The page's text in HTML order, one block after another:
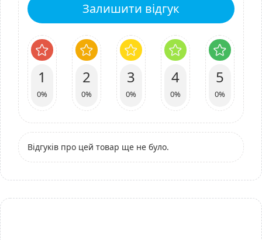
Залишити відгук
1
0%
2
0%
3
0%
4
0%
5
0%
Відгуків про цей товар ще не було.